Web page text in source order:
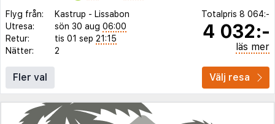
Flyg från: Kastrup - Lissabon
Utresa:
sön 30 aug 06:00
Retur:
tis 01 sep 21:15
Nätter:
2
Totalpris 8 064:-
4 032:-
läs mer
Fler val Välj resa